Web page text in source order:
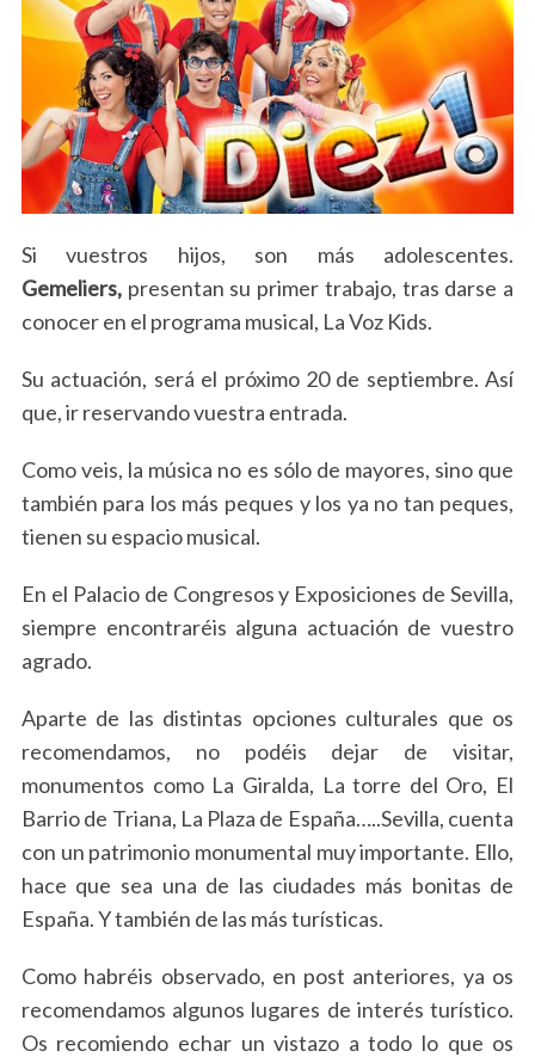
Si vuestros hijos, son más adolescentes.
Gemeliers, presentan su primer trabajo, tras darse a
conocer en el programa musical, La Voz Kids.
Su actuación, será el próximo 20 de septiembre. Así
que, ir reservando vuestra entrada.
Como veis, la música no es sólo de mayores, sino que
también para los más peques y los ya no tan peques,
tienen su espacio musical.
En el Palacio de Congresos y Exposiciones de Sevilla,
siempre encontraréis alguna actuación de vuestro
agrado.
Aparte de las distintas opciones culturales que os
recomendamos, no podéis dejar de visitar,
monumentos como La Giralda, La torre del Oro, El
Barrio de Triana, La Plaza de España…..Sevilla, cuenta
con un patrimonio monumental muy importante. Ello,
hace que sea una de las ciudades más bonitas de
España. Y también de las más turísticas.
Como habréis observado, en post anteriores, ya os
recomendamos algunos lugares de interés turístico.
Os recomiendo echar un vistazo a todo lo que os